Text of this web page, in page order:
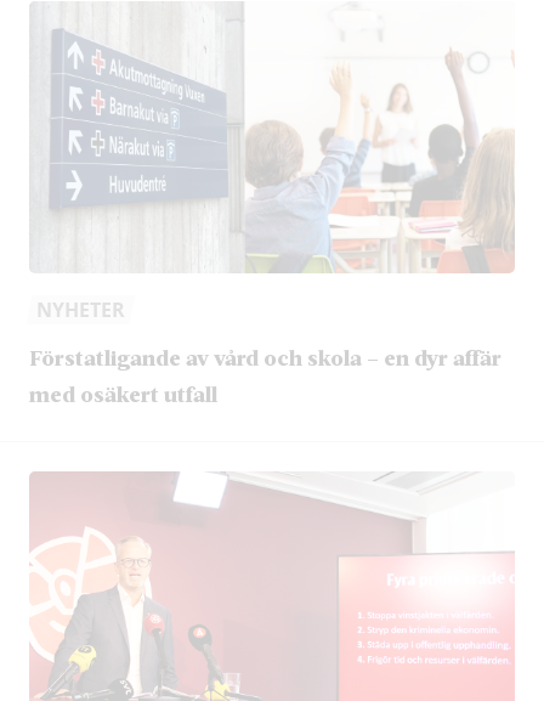
NYHETER
Förstatligande av vård och skola – en dyr affär
med osäkert utfall